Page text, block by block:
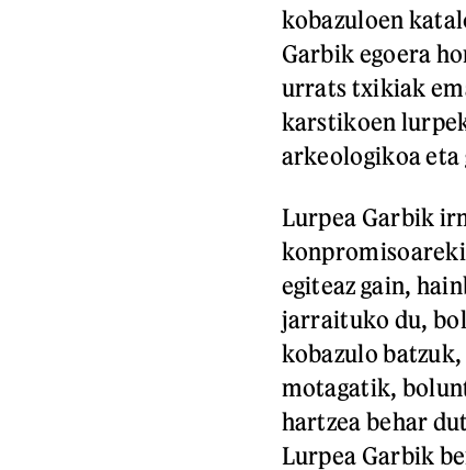
kobazuloen
Garbik egoera
urrats txikiak
karstikoen
arkeologikoa eta
Lurpea Garbik
egiteaz gain,
jarraituko du,
kobazulo
motagatik,
hartzea behar
Lurpea Garbik